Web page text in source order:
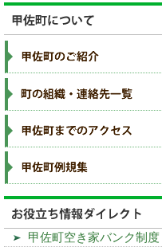
甲佐町空き家バンク制度